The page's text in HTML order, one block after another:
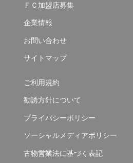
ＦＣ加盟店募集
企業情報
お問い合わせ
サイトマップ
ご利用規約
勧誘方針について
プライバシーポリシー
ソーシャルメディアポリシー
古物営業法に基づく表記